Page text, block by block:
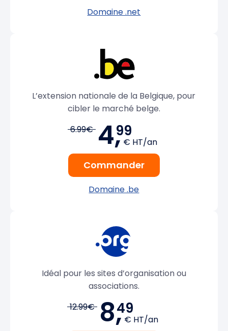
Domaine .net
L’extension nationale de la Belgique, pour
cibler le marché belge.
6.99€ 4,99
€ HT/an
Commander
Domaine .be
Idéal pour les sites d’organisation ou
associations.
12.99€ 8,49
€ HT/an